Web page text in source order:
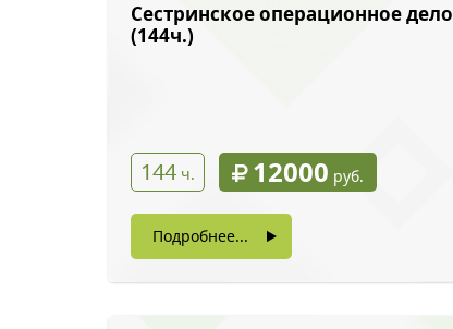
Сестринское операционное дело
(144ч.)
144 ч. 12000 руб.
Подробнее...